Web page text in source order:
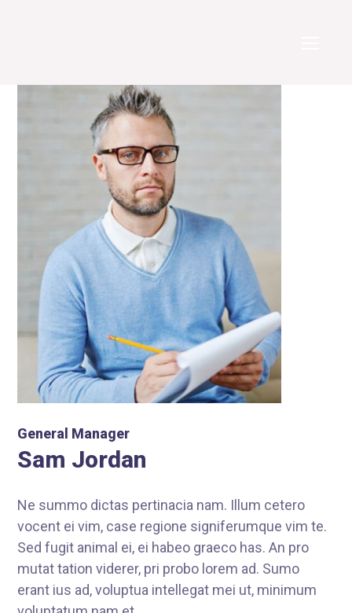
General Manager
Sam Jordan
Ne summo dictas pertinacia nam. Illum cetero
vocent ei vim, case regione signiferumque vim te.
Sed fugit animal ei, ei habeo graeco has. An pro
mutat tation viderer, pri probo lorem ad. Sumo
erant ius ad, voluptua intellegat mei ut, minimum